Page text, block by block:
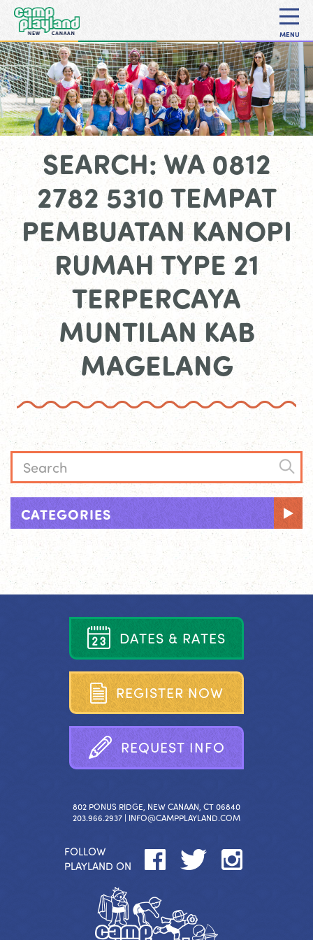
MENU
SEARCH: WA 0812
2782 5310 TEMPAT
PEMBUATAN KANOPI
RUMAH TYPE 21
TERPERCAYA
MUNTILAN KAB
MAGELANG
CATEGORIES
DATES & RATES
REGISTER NOW
REQUEST INFO
802 PONUS RIDGE, NEW CANAAN, CT 06840
203.966.2937 | INFO@CAMPPLAYLAND.COM
FOLLOW
PLAYLAND ON